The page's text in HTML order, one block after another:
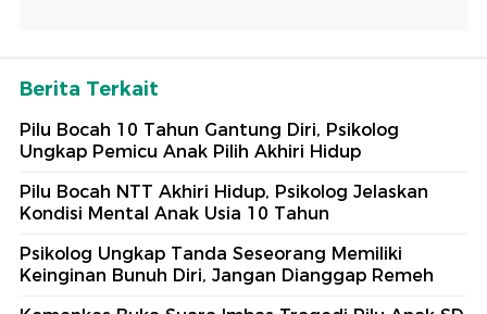
Berita Terkait
Pilu Bocah 10 Tahun Gantung Diri, Psikolog
Ungkap Pemicu Anak Pilih Akhiri Hidup
Pilu Bocah NTT Akhiri Hidup, Psikolog Jelaskan
Kondisi Mental Anak Usia 10 Tahun
Psikolog Ungkap Tanda Seseorang Memiliki
Keinginan Bunuh Diri, Jangan Dianggap Remeh